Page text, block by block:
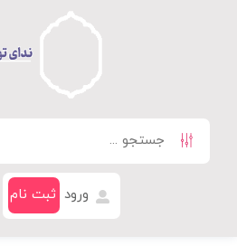
ورود ثبت نام